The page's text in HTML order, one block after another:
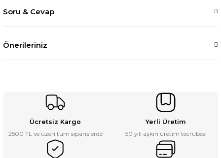
Soru & Cevap
Önerileriniz
Ücretsiz Kargo
2500 TL ve üzeri tüm siparişlerde
Yerli Üretim
50 yılı aşkın üretim tecrübesi